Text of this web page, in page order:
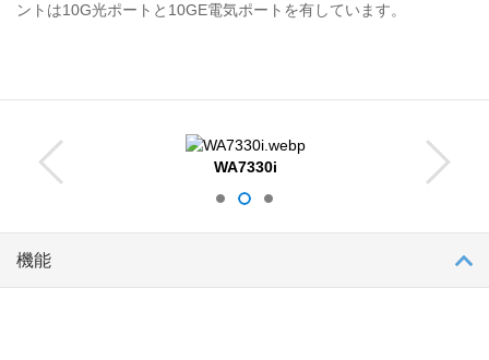
ントは10G光ポートと10GE電気ポートを有しています。
WA7330i
機能